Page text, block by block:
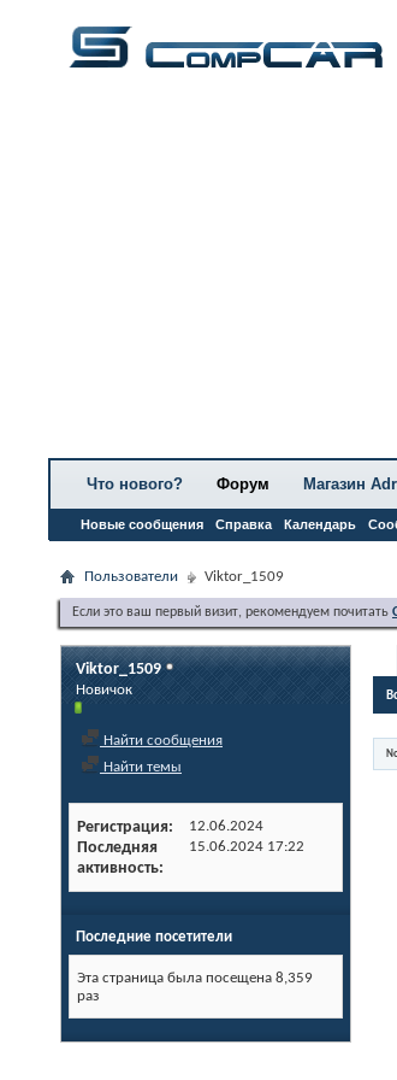
Что нового? Форум
Новые сообщения Справка Календарь
Магазин
Пользователи Viktor_1509
Если это ваш первый визит, рекомендуем почитать
Viktor_1509
Новичок
Найти сообщения
Найти темы
Регистрация 12.06.2024
Последняя
активность
15.06.2024 17:22
Последние посетители
Эта страница была посещена 8,359
раз